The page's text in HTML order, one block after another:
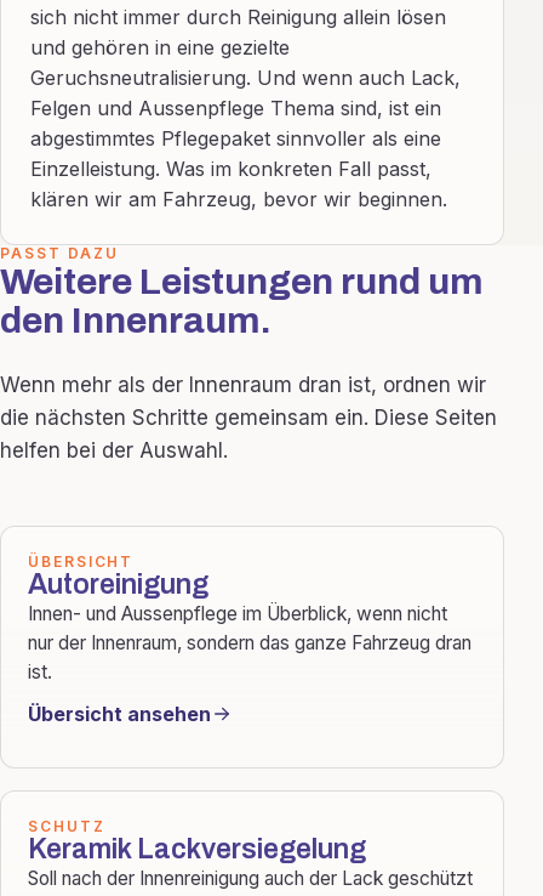
sich nicht immer durch Reinigung allein lösen
und gehören in eine gezielte
Geruchsneutralisierung. Und wenn auch Lack,
Felgen und Aussenpflege Thema sind, ist ein
abgestimmtes Pflegepaket sinnvoller als eine
Einzelleistung. Was im konkreten Fall passt,
klären wir am Fahrzeug, bevor wir beginnen.
PASST DAZU
Weitere Leistungen rund um
den Innenraum.
Wenn mehr als der Innenraum dran ist, ordnen wir
die nächsten Schritte gemeinsam ein. Diese Seiten
helfen bei der Auswahl.
ÜBERSICHT
Autoreinigung
Innen- und Aussenpflege im Überblick, wenn nicht
nur der Innenraum, sondern das ganze Fahrzeug dran
ist.
Übersicht ansehen
SCHUTZ
Keramik Lackversiegelung
Soll nach der Innenreinigung auch der Lack geschützt